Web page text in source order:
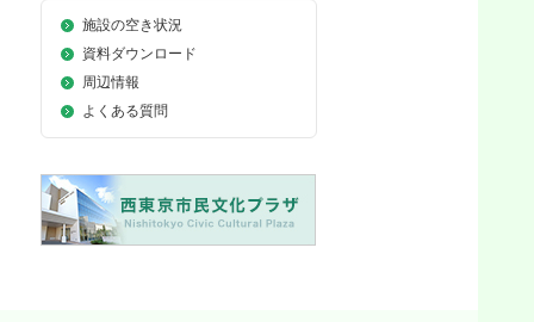
施設の空き状況
資料ダウンロード
周辺情報
よくある質問